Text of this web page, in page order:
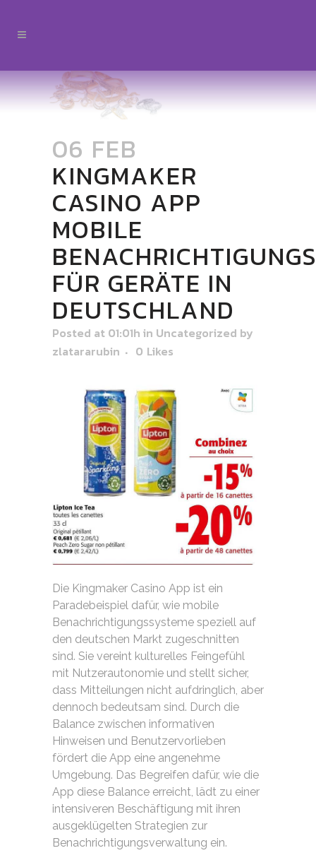
06 FEB
KINGMAKER
CASINO APP
MOBILE
FÜR GERÄTE IN
DEUTSCHLAND
Posted at 01:01h in Uncategorized by
zlatararubin
0 Likes
Die Kingmaker Casino App ist ein
Paradebeispiel dafür, wie mobile
Benachrichtigungssysteme speziell auf
den deutschen Markt zugeschnitten
sind. Sie vereint kulturelles Feingefühl
mit Nutzerautonomie und stellt sicher,
dass Mitteilungen nicht aufdringlich, aber
dennoch bedeutsam sind. Durch die
Balance zwischen informativen
Hinweisen und Benutzervorlieben
fördert die App eine angenehme
Umgebung. Das Begreifen dafür, wie die
App diese Balance erreicht, lädt zu einer
intensiveren Beschäftigung mit ihren
ausgeklügelten Strategien zur
Benachrichtigungsverwaltung ein.